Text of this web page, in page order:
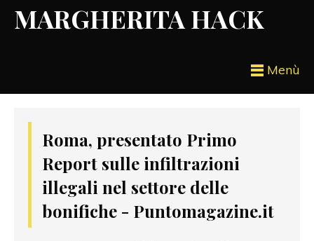
MARGHERITA HACK
Menù
Roma, presentato Primo
Report sulle infiltrazioni
illegali nel settore delle
bonifiche - Puntomagazine.it